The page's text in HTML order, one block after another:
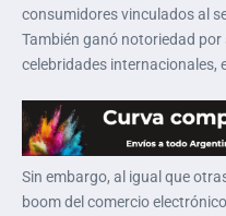
consumidores vinculados al
También ganó notoriedad
celebridades internacionales,
Sin embargo, al igual que
boom del comercio